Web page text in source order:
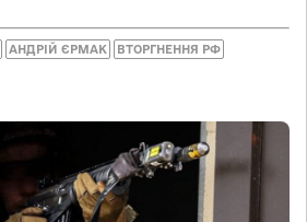
АНДРІЙ ЄРМАК ВТОРГНЕННЯ РФ